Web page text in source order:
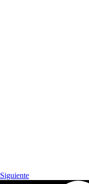
Siguiente